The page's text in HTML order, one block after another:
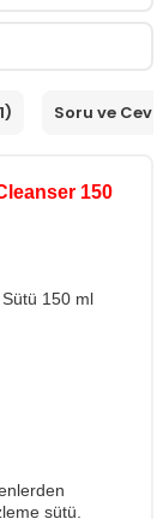
Soru ve
150
150 ml
sütü.